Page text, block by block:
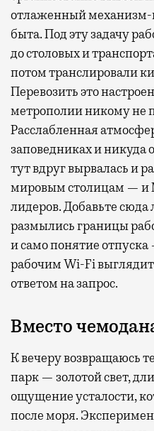
отлаженный механизм-
быта. Под эту задачу
до столовых и
потом транслировали
Перевозить это
метрополии никому не
Расслабленная
заповедниках и никуда
тут вдруг вырвалась и
мировым столицам — и
лидеров. Добавьте
размылись границы
и само понятие отпуска
рабочим Wi-Fi
ответом на запрос.
Вместо
К вечеру возвращаюсь
парк — золотой свет,
ощущение усталости,
после моря.